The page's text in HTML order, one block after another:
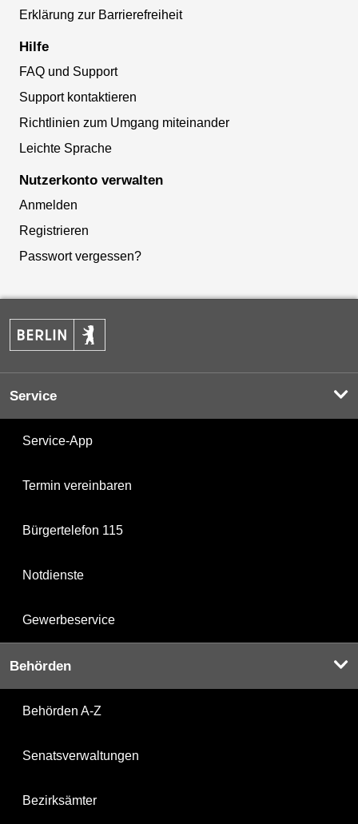
Erklärung zur Barrierefreiheit
Hilfe
FAQ und Support
Support kontaktieren
Richtlinien zum Umgang miteinander
Leichte Sprache
Nutzerkonto verwalten
Anmelden
Registrieren
Passwort vergessen?
Service
Service-App
Termin vereinbaren
Bürgertelefon 115
Notdienste
Gewerbeservice
Behörden
Behörden A-Z
Senatsverwaltungen
Bezirksämter